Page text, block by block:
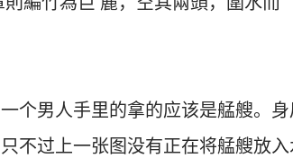
个男人手里的拿的应该是艋艘。
不过上一张图没有正在将艋艘放